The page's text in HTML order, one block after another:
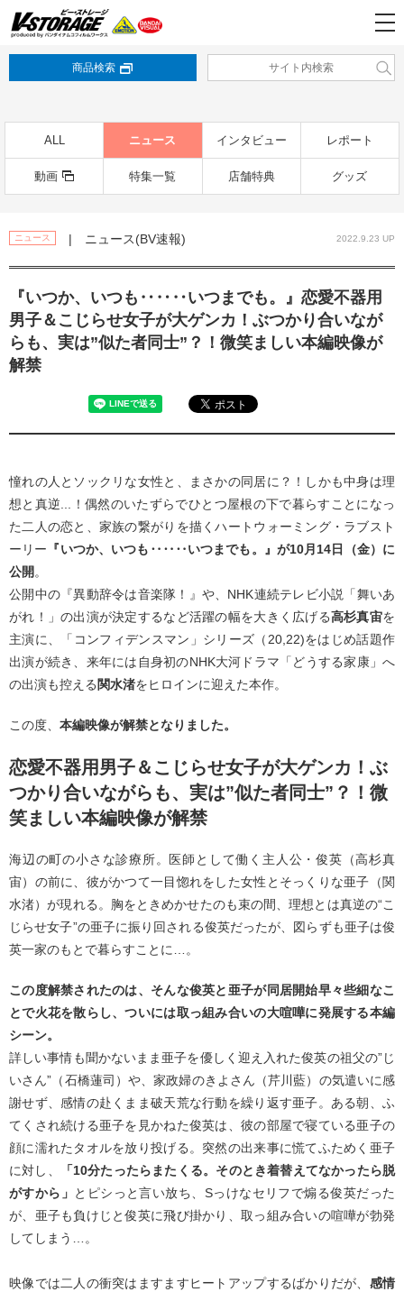
商品検索
ALL ニュース インタビュー レポート
動画 特集一覧 店舗特典 グッズ
ニュース | ニュース(BV速報) 2022.9.23 UP
『いつか、いつも‥‥‥いつまでも。』恋愛不器用
男子＆こじらせ女子が大ゲンカ！ぶつかり合いなが
らも、実は”似た者同士”？！微笑ましい本編映像が
解禁
憧れの人とソックリな女性と、まさかの同居に？！しかも中身は理
想と真逆...！偶然のいたずらでひとつ屋根の下で暮らすことになっ
た二人の恋と、家族の繋がりを描くハートウォーミング・ラブスト
ーリー 『いつか、いつも‥‥‥いつまでも。』が10月14日（金）に
公開 。
公開中の『異動辞令は音楽隊！』や、NHK連続テレビ小説「舞いあ
がれ！」の出演が決定するなど活躍の幅を大きく広げる高杉真宙を
主演に、「コンフィデンスマン」シリーズ（20,22)をはじめ話題作
出演が続き、来年には自身初のNHK大河ドラマ「どうする家康」へ
の出演も控える 関水渚をヒロインに迎えた本作。
この度、 本編映像が解禁となりました。
恋愛不器用男子＆こじらせ女子が大ゲンカ！ぶ
つかり合いながらも、実は”似た者同士”？！微
笑ましい本編映像が解禁
海辺の町の小さな診療所。医師として働く主人公・俊英（高杉真
宙）の前に、彼がかつて一目惚れをした女性とそっくりな亜子（関
水渚）が現れる。胸をときめかせたのも束の間、理想とは真逆の“こ
じらせ女子”の亜子に振り回される俊英だったが、図らずも亜子は俊
英一家のもとで暮らすことに…。
この度解禁されたのは、そんな俊英と亜子が同居開始早々些細なこ
とで火花を散らし、ついには取っ組み合いの大喧嘩に発展する本編
シーン。
詳しい事情も聞かないまま亜子を優しく迎え入れた俊英の祖父の”じ
いさん”（石橋蓮司）や、家政婦のきよさん（芹川藍）の気遣いに感
謝せず、感情の赴くまま破天荒な行動を繰り返す亜子。ある朝、ふ
てくされ続ける亜子を見かねた俊英は、彼の部屋で寝ている亜子の
顔に濡れたタオルを放り投げる。突然の出来事に慌てふためく亜子
に対し、
「10分たったらまたくる。そのとき着替えてなかったら脱
がすから」 とピシっと言い放ち、Sっけなセリフで煽る俊英だった
が、亜子も負けじと俊英に飛び掛かり、取っ組み合いの喧嘩が勃発
してしまう…。
映像では二人の衝突はますますヒートアップするばかりだが、 感情